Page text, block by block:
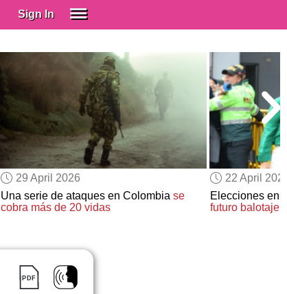
Sign In
Spanish (Spain)
Spanish (Latino)
SUBSCRIBE
EDUCATIONAL LICENSES
GIFT CARDS
OTHER LANGUAGES
ABOUT US
29 April 2026
Una serie de ataques en Colombia se
cobra más de 20 vidas
22 April
Elecciones en
futuro balotaje